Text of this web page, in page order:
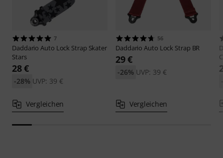
7
DaddarioAuto Lock Strap Skater
Stars
28 €
UVP: 39 €
-28%
Vergleichen
56
DaddarioAuto Lock Strap BR
29 €
UVP: 39 €
-26%
Vergleichen